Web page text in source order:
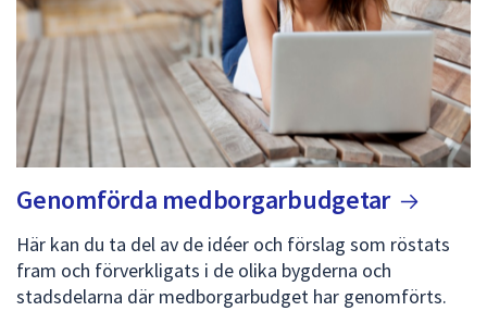
Genomförda medborgarbudgetar
Här kan du ta del av de idéer och förslag som röstats
fram och förverkligats i de olika bygderna och
stadsdelarna där medborgarbudget har genomförts.